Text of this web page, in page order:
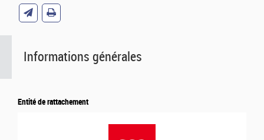
Informations générales
Entité de rattachement